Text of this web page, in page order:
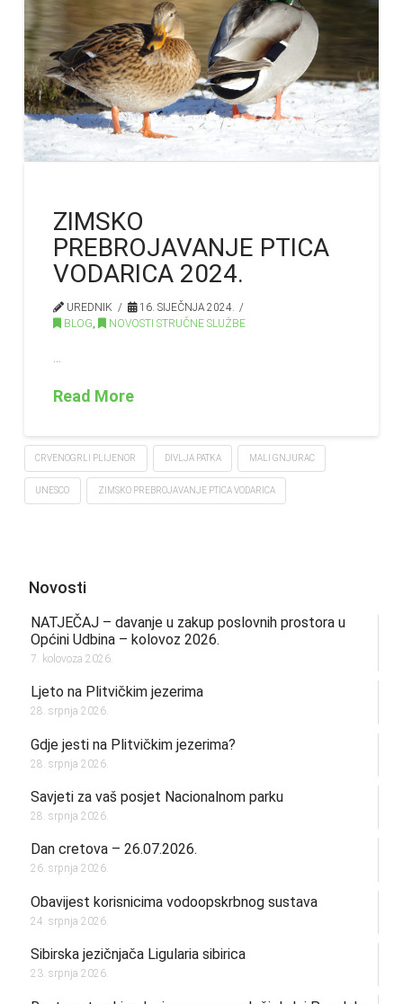
ZIMSKO
PREBROJAVANJE PTICA
VODARICA 2024.
UREDNIK
16. SIJEČNJA 2024.
BLOG, NOVOSTI STRUČNE SLUŽBE
Read More
CRVENOGRLI PLIJENOR DIVLJA PATKA MALI GNJURAC
UNESCO ZIMSKO PREBROJAVANJE PTICA VODARICA
Novosti
NATJEČAJ – davanje u zakup poslovnih prostora u
Općini Udbina – kolovoz 2026.
7. kolovoza 2026.
Ljeto na Plitvičkim jezerima
28. srpnja 2026.
Gdje jesti na Plitvičkim jezerima?
28. srpnja 2026.
Savjeti za vaš posjet Nacionalnom parku
28. srpnja 2026.
Dan cretova – 26.07.2026.
26. srpnja 2026.
Obavijest korisnicima vodoopskrbnog sustava
24. srpnja 2026.
Sibirska jezičnjača Ligularia sibirica
23. srpnja 2026.